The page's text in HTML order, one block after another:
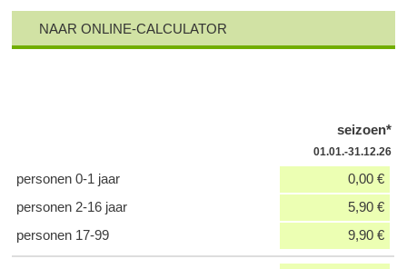
NAAR ONLINE-CALCULATOR
seizoen*
01.01.-31.12.26
personen 0-1 jaar
0,00 €
personen 2-16 jaar
5,90 €
personen 17-99
9,90 €